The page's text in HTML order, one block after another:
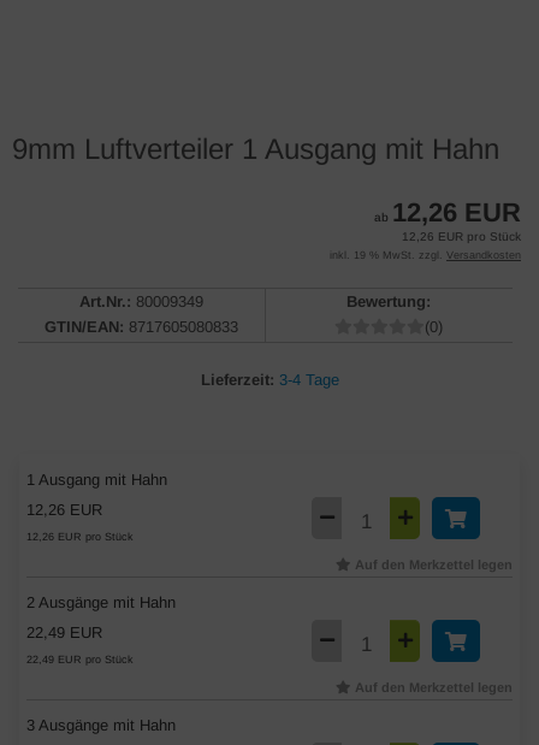
9mm Luftverteiler 1 Ausgang mit Hahn
ab 12,26 EUR
12,26 EUR pro Stück
inkl. 19 % MwSt. zzgl. Versandkosten
Art.Nr.: 80009349
GTIN/EAN: 8717605080833
Bewertung:
(0)
Lieferzeit: 3-4 Tage
1 Ausgang mit Hahn
12,26 EUR
12,26 EUR pro Stück
Auf den Merkzettel legen
2 Ausgänge mit Hahn
22,49 EUR
22,49 EUR pro Stück
Auf den Merkzettel legen
3 Ausgänge mit Hahn